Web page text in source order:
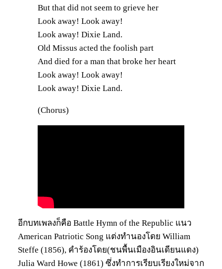
But that did not seem to grieve her
Look away! Look away!
Look away! Dixie Land.
Old Missus acted the foolish part
And died for a man that broke her heart
Look away! Look away!
Look away! Dixie Land.
(Chorus)
อีกบทเพลงก็คือ Battle Hymn of the Republic แนว
American Patriotic Song แต่งทำนองโดย William
Steffe (1856), คำร้องโดย(ชนพื้นเมืองอินเดียนแดง)
Julia Ward Howe (1861) ซึ่งทำการเรียบเรียงใหม่จาก